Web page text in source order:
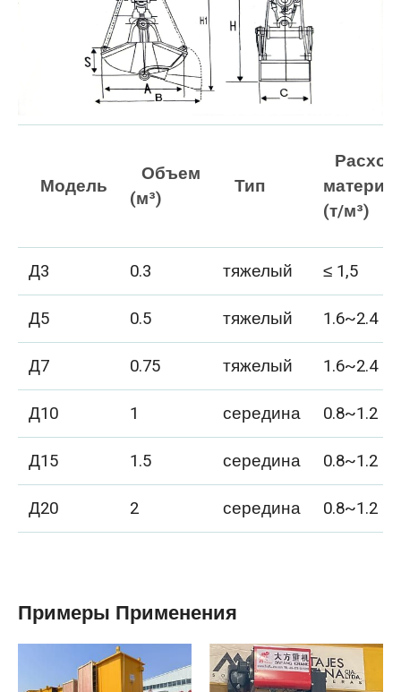
Модель
Объем
(м³)
Тип
Расход
(т/м³)
Д3 0.3 тяжелый
≤ 1,5
Д5
0.5 тяжелый
1.6~2.4
Д7
0.75 тяжелый
1.6~2.4
Д10
1 середина
0.8~1.2
Д15
1.5 середина
0.8~1.2
Д20
2 середина 0.8~1.2
Примеры Применения